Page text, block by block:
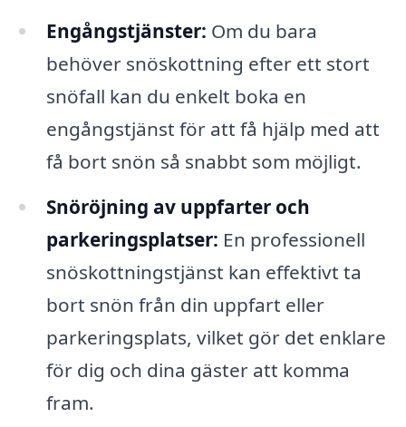
Engångstjänster: Om du bara
behöver snöskottning efter ett stort
snöfall kan du enkelt boka en
engångstjänst för att få hjälp med att
få bort snön så snabbt som möjligt.
Snöröjning av uppfarter och
parkeringsplatser: En professionell
snöskottningstjänst kan effektivt ta
bort snön från din uppfart eller
parkeringsplats, vilket gör det enklare
för dig och dina gäster att komma
fram.